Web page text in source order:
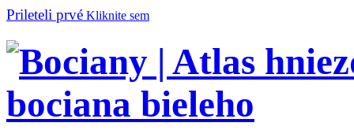
Prileteli prvé Kliknite sem